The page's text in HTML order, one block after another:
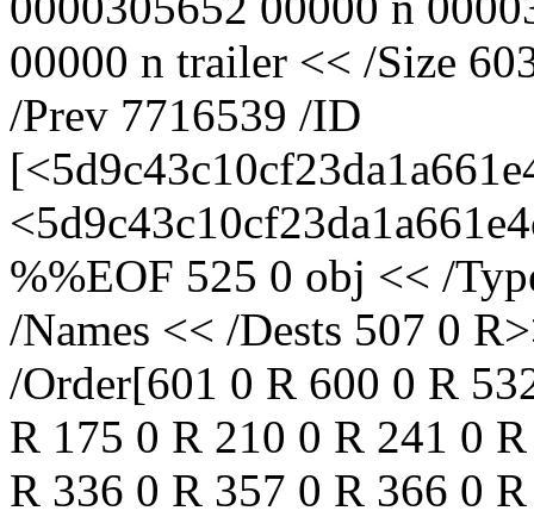
00000 n trailer << /Size
/Prev 7716539 /ID
%%EOF 525 0 obj << /
/Names << /Dests 507 0
/Order[601 0 R 600 0 R
R 175 0 R 210 0 R 241 0
R 336 0 R 357 0 R 366 0